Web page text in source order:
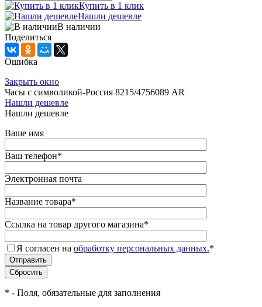
Купить в 1 клик
Нашли дешевле
В наличии
Поделиться
Ошибка
Закрыть окно
Часы с символикой-Россия 8215/4756089 AR
Нашли дешевле
Нашли дешевле
Ваше имя
Ваш телефон*
Электронная почта
Название товара*
Ссылка на товар другого магазина*
Я согласен на обработку персональных данных.*
* - Поля, обязательные для заполнения